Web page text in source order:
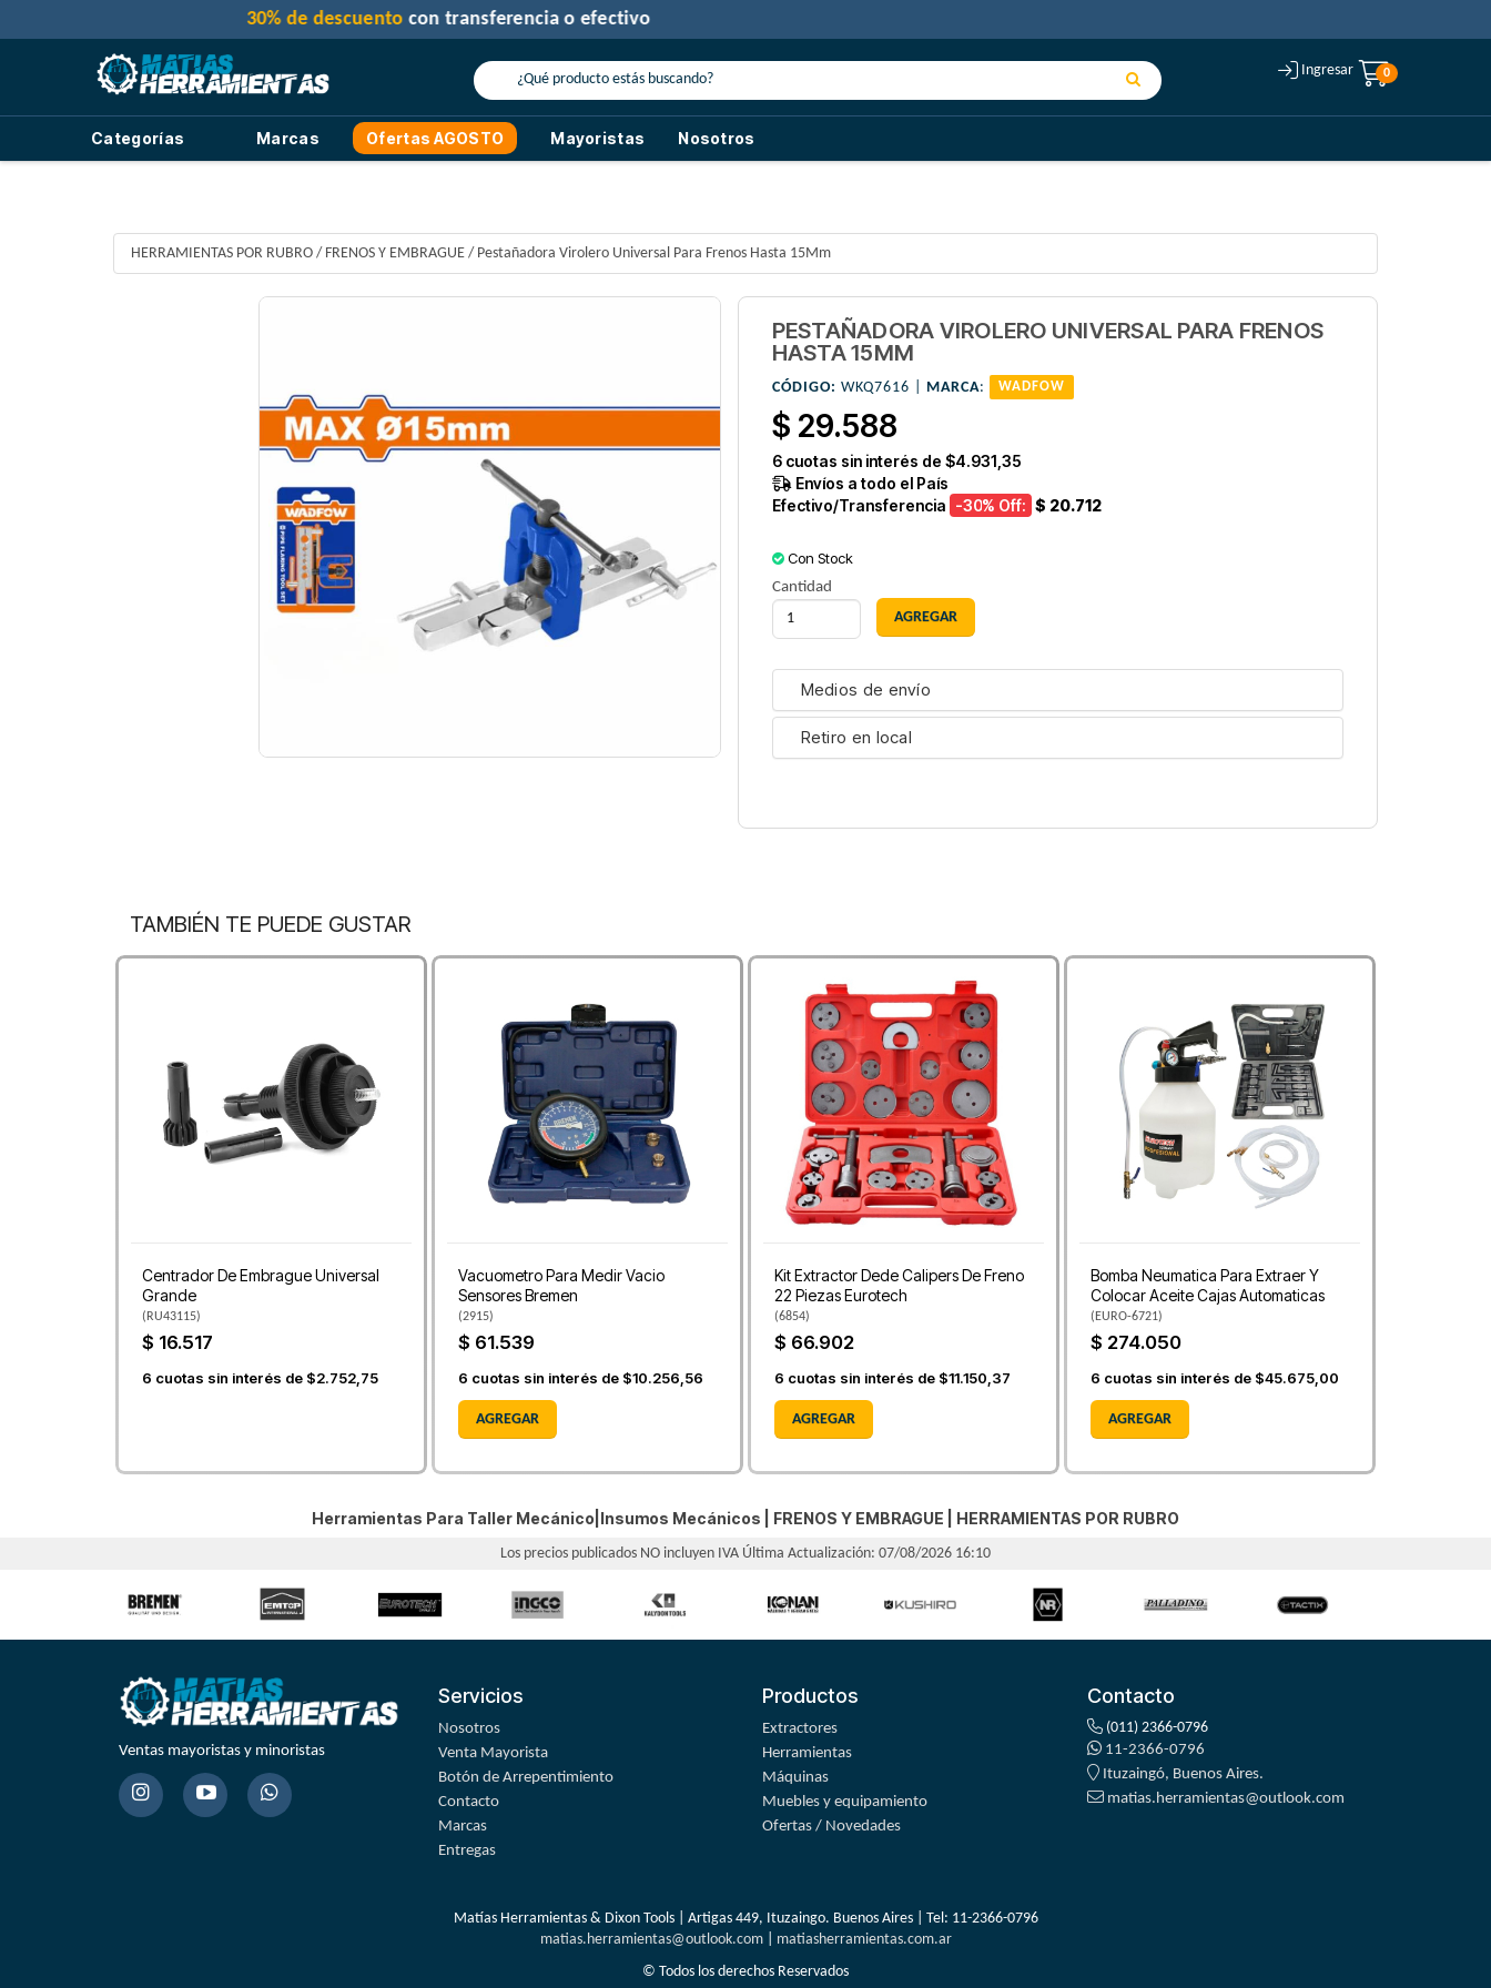
Ingresar 0
Categorías Marcas Ofertas AGOSTO Mayoristas Nosotros
30% de descuento
HERRAMIENTAS POR RUBRO / FRENOS Y EMBRAGUE / Pestañadora Virolero Universal Para Frenos Hasta 15Mm
PESTAÑADORA VIROLERO UNIVERSAL PARA FRENOS
HASTA 15MM
CÓDIGO: WKQ7616 | MARCA: WADFOW
$ 29.588
6cuotas sin interés de $4.931,35
Envíos a todo el País
Efectivo/Transferencia -30% Off: $ 20.712
Con Stock
Cantidad
Medios de envío
Retiro en local
TAMBIÉN TE PUEDE GUSTAR
Centrador De Embrague Universal
Grande
( RU43115)
$ 16.517
6 cuotas sin interés de $2.752,75
Vacuometro Para Medir Vacio
Sensores Bremen
(2915)
$ 61.539
6 cuotas sin interés de $10.256,56
AGREGAR
Kit Extractor Dede Calipers De Freno
22 Piezas Eurotech
(6854)
$ 66.902
6 cuotas sin interés de $11.150,37
AGREGAR
Bomba Neumatica Para Extraer Y
Colocar Aceite Cajas Automaticas
( EURO-6721)
$ 274.050
6 cuotas sin interés de $45.675,00
AGREGAR
Herramientas Para Taller Mecánico|Insumos Mecánicos | FRENOS Y EMBRAGUE HERRAMIENTAS POR RUBRO
Los precios publicados NO incluyen IVA Última Actualización: 07/08/2026 16:10
Ventas mayoristas y minoristas
Servicios
Nosotros
Venta Mayorista
Botón de Arrepentimiento
Contacto
Marcas
Entregas
Productos
Extractores
Herramientas
Máquinas
Muebles y equipamiento
Ofertas / Novedades
Contacto
(011) 2366-0796
11-2366-0796
Ituzaingó, Buenos Aires.
matias.herramientas@outlook.com
Matías Herramientas & Dixon Tools | Artigas 449, Ituzaingo. Buenos Aires | Tel: 11-2366-0796
matias.herramientas@outlook.com| matiasherramientas.com.ar
© Todos los derechos Reservados